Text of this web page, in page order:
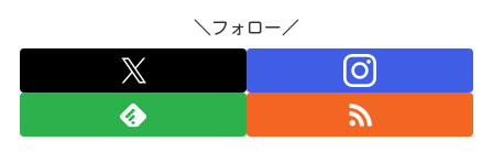
＼フォロー／